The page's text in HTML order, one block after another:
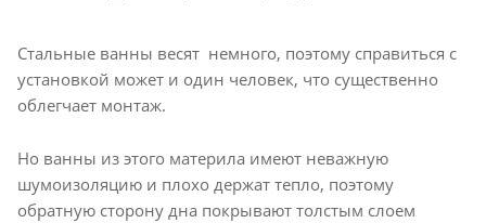
Стальные ванны весят немного, поэтому справиться с
установкой может и один человек, что существенно
облегчает монтаж.
Но ванны из этого материла имеют неважную
шумоизоляцию и плохо держат тепло, поэтому
обратную сторону дна покрывают толстым слоем